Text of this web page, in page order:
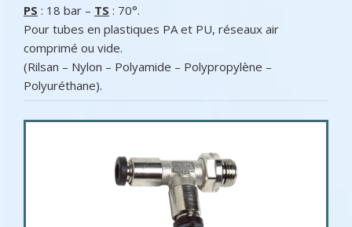
PS : 18 bar – TS : 70°.
Pour tubes en plastiques PA et PU, réseaux air
comprimé ou vide.
(Rilsan – Nylon – Polyamide – Polypropylène –
Polyuréthane).